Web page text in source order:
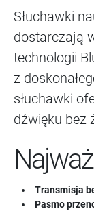
Słuchawki
dostarczają
technologii
z
słuchawki
dźwięku bez
Transmisja
Pasmo